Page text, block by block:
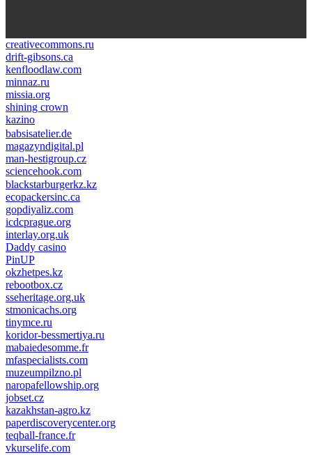
creativecommons.ru
drift-gibsons.ca
kenfloodlaw.com
minnaz.ru
missia.org
shining crown
kazino
casino lemon
pinco giriş
babsisatelier.de
magazyndigital.pl
man-hestigroup.cz
sciencehook.com
олимп казино
blackstarburgerkz.kz
ecopackersinc.ca
gopdiyaliz.com
icdcprague.org
interlay.org.uk
Daddy casino
PinUP
okzhetpes.kz
rebootbox.cz
sseheritage.org.uk
stmonicachs.org
tinymce.ru
koridor-bessmertiya.ru
mabaiedesomme.fr
mfaspecialists.com
muzeumpilzno.pl
naropafellowship.org
jobset.cz
kazakhstan-agro.kz
paperdiscoverycenter.org
teqball-france.fr
vkurselife.com